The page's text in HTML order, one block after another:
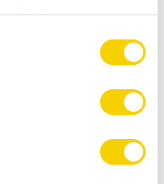
tjänster.
Continental
sprinter-113485